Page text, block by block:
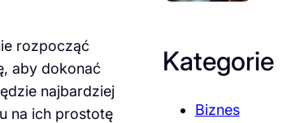
rozpocząć
aby dokonać
najbardziej
na ich prostotę
Kategorie
Biznes